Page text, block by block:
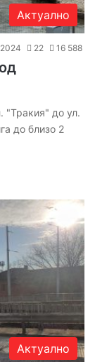
Актуално
22 16 588
"Тракия" до ул.
до близо 2
Актуално